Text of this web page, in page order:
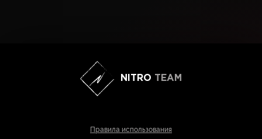
NITRO TEAM
Правила использования